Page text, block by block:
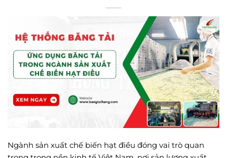
Ngành sản xuất chế biến hạt điều đóng vai trò quan